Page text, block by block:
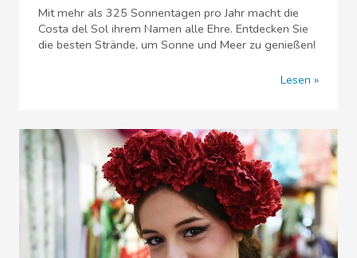
Mit mehr als 325 Sonnentagen pro Jahr macht die
Costa del Sol ihrem Namen alle Ehre. Entdecken Sie
die besten Strände, um Sonne und Meer zu genießen!
Lesen